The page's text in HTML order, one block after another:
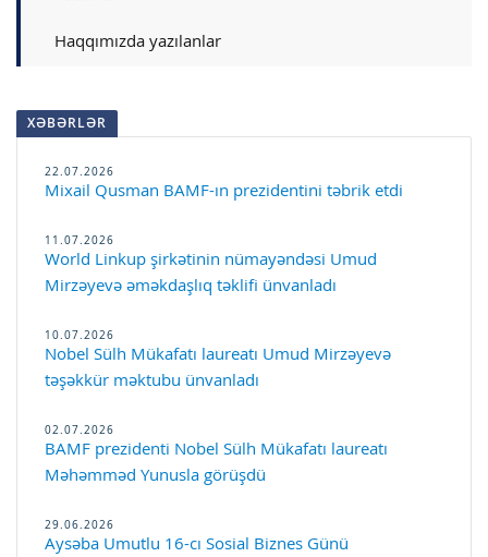
Haqqımızda yazılanlar
XƏBƏRLƏR
22.07.2026
Mixail Qusman BAMF-ın prezidentini təbrik etdi
11.07.2026
World Linkup şirkətinin nümayəndəsi Umud
Mirzəyevə əməkdaşlıq təklifi ünvanladı
10.07.2026
Nobel Sülh Mükafatı laureatı Umud Mirzəyevə
təşəkkür məktubu ünvanladı
02.07.2026
BAMF prezidenti Nobel Sülh Mükafatı laureatı
Məhəmməd Yunusla görüşdü
29.06.2026
Aysəba Umutlu 16-cı Sosial Biznes Günü